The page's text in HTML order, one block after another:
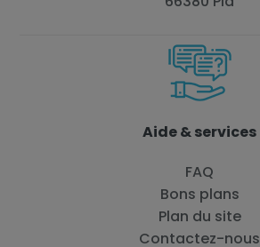
Aide & services
FAQ
Bons plans
Plan du site
Contactez-nous